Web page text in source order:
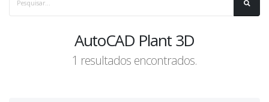
AutoCAD Plant 3D
1 resultados encontrados.